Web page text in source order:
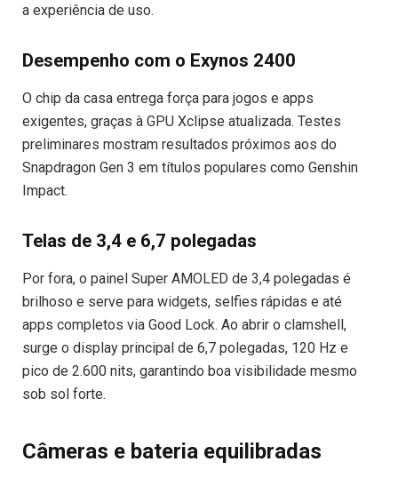
a experiência de uso.
Desempenho com o Exynos 2400
O chip da casa entrega força para jogos e apps
exigentes, graças à GPU Xclipse atualizada. Testes
preliminares mostram resultados próximos aos do
Snapdragon Gen 3 em títulos populares como Genshin
Impact.
Telas de 3,4 e 6,7 polegadas
Por fora, o painel Super AMOLED de 3,4 polegadas é
brilhoso e serve para widgets, selfies rápidas e até
apps completos via Good Lock. Ao abrir o clamshell,
surge o display principal de 6,7 polegadas, 120 Hz e
pico de 2.600 nits, garantindo boa visibilidade mesmo
sob sol forte.
Câmeras e bateria equilibradas